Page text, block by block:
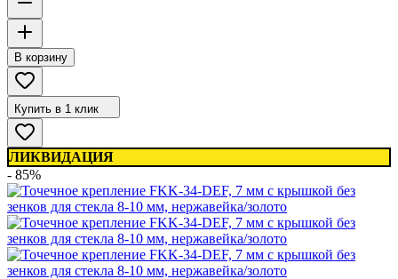
В корзину
Купить в 1 клик
ЛИКВИДАЦИЯ
- 85%